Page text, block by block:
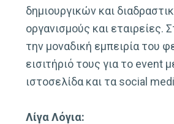
δημιουργικών και
οργανισμούς και
την μοναδική εμπειρία του
εισιτήριό τους για το
ιστοσελίδα και τα social
Λίγα Λόγια: